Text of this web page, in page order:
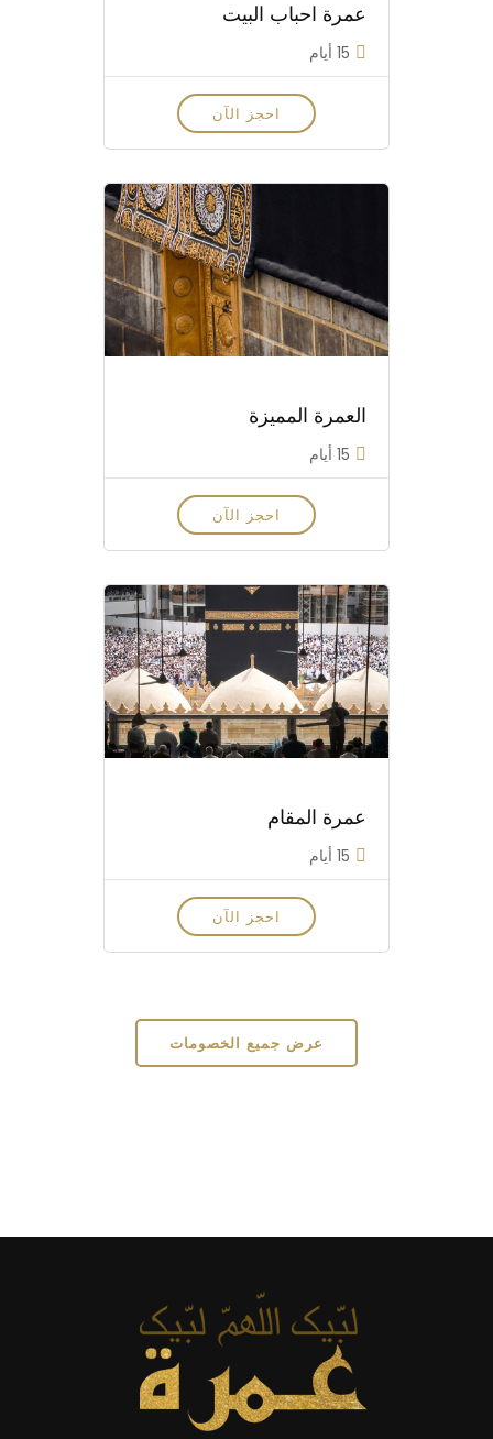
عمرة احباب البيت
15 أيام
احجز الآن
العمرة المميزة
15 أيام
احجز الآن
عمرة المقام
15 أيام
احجز الآن
عرض جميع الخصومات